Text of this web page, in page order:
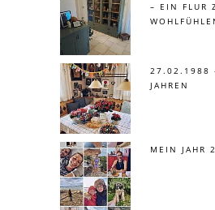
– EIN FLUR
27.02.1988
JAHREN
MEIN JAHR